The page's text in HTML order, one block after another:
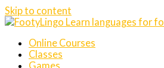
Skip to content
Online Courses
Classes
Games